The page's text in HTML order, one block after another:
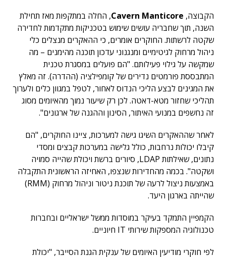
הקבוצה, Cavern Manticore, החלה במתקפות מאז תחילת
השנה, תוך שחבריה עושים שימוש בטכניקות מתקדמות לחדירה
שקטה לרשתות. החוקרים אומרים, כי ההאקרים מנצלים כלי
ניהול מרחוק לגיטימיים ומנגנוני עדכון תוכנה מהימנים – מה
שמקשה על גילוי פעילותם. "הם פועלים במסגרת טכנית
המתבססת פורמטים נדירים של קומפילציה (ההדרה). זה מאלץ
את המגינים לבצע הליכי הנדוס לאחור, לטפל במגוון כלים ולערוך
תהליכי שחזור מטא-דאטה. לכן רק שיעור נמוך מהאיומים מסוג
זה נחשפים במנועי האיתור, הסינון וההגנה של ארגונים".
לאחר שההאקרים השיגו גישה למערכות, ציינו החוקרים, "הם
קיבלו יכולות נרחבות, כולל גלישה במערכות קבצים ומסדי
נתונים, שאילתות LDAP, סיורים ברשת ויכולת שהייה סמויה
ושקטה". בכמה מהחדירות שנצפו, האחיזה הראשונית התקבלה
באמצעות ניצול לרעה של תוכנת ניטור וניהול מרחוק (RMM)
שהייתה בארגון היעד.
הקמפיין התמקד בעיקר במוסדות ממשל ישראליים ובחברות
טכנולוגיה המספקות שירותי IT חיוניים.
לפי חוקרי מודיעין האיומים של ענקית הגנת הסייבר, "יכולת